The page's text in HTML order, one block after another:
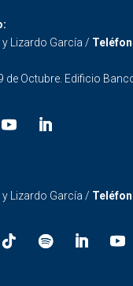
Lizardo García /
de Octubre. Edificio
Lizardo García /